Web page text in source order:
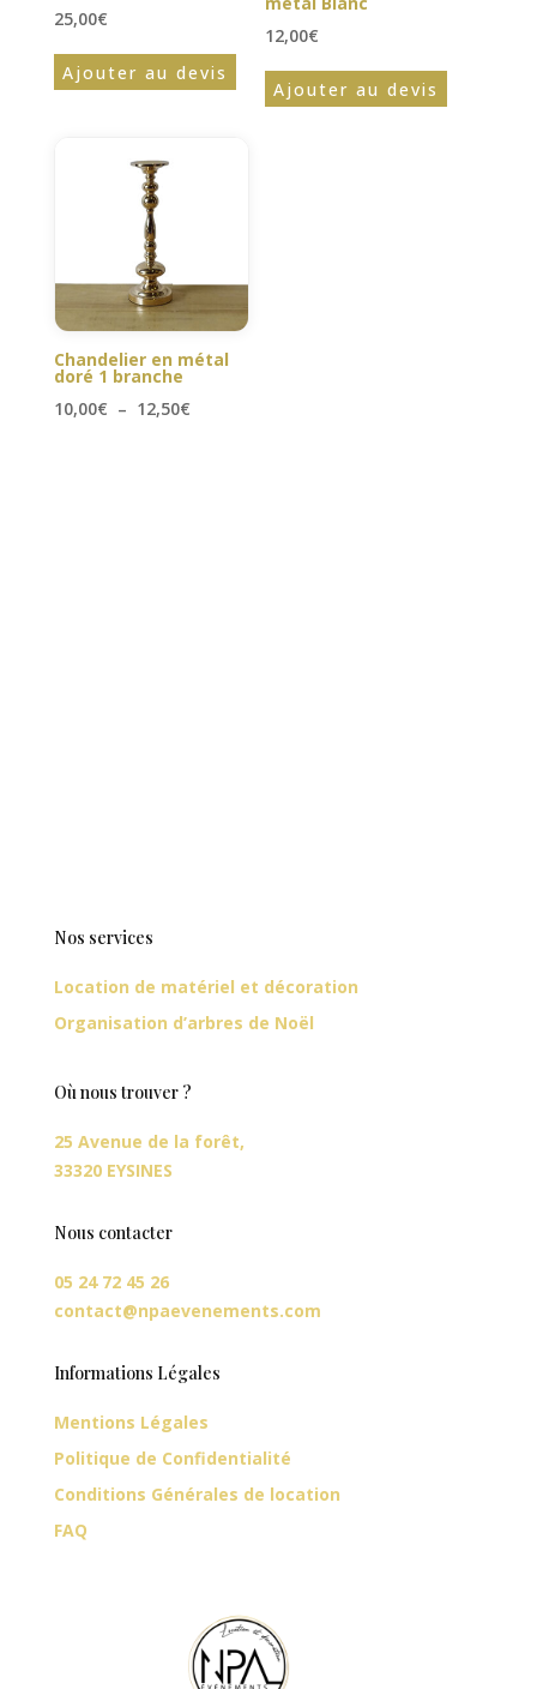
25,00€
Ajouter au devis
12,00€
Ajouter au devis
Chandelier en métal
doré 1 branche
10,00€ – 12,50€Plage
Nos services
Location de matériel et décoration
Organisation d’arbres de Noël
Où nous trouver ?
25 Avenue de la forêt,
33320 EYSINES
Nous contacter
05 24 72 45 26
contact@npaevenements.com
Informations Légales
Mentions Légales
Politique de Confidentialité
Conditions Générales de location
FAQ